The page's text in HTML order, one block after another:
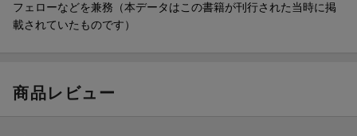
フェローなどを兼務（本データはこの書籍が刊行された当時に掲
載されていたものです）
商品レビュー